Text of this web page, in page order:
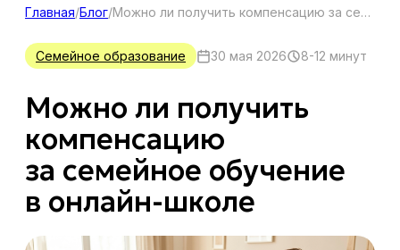
Главная/Блог/ Можно ли получить компенсацию за семейное обучение в онлайн-школе
Семейное образование 30 мая 2026 8-12 минут
Можно ли получить
компенсацию
за семейное обучение
в онлайн-школе